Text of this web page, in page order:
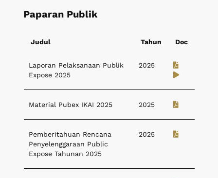
Paparan Publik
Judul Tahun Doc
Laporan Pelaksanaan Publik
Expose 2025
2025
Material Pubex IKAI 2025 2025
Pemberitahuan Rencana
Penyelenggaraan Public
Expose Tahunan 2025
2025